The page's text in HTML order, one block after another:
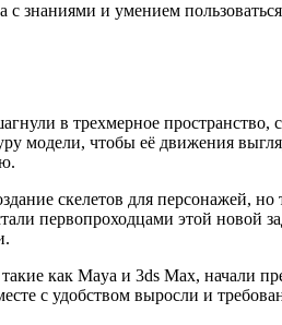
с знаниями и умением
в трехмерное пространство,
модели, чтобы её движения
скелетов для персонажей,
первопроходцами этой новой
как Maya и 3ds Max, начали
с удобством выросли и